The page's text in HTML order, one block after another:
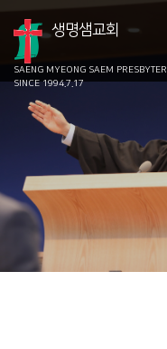
생명샘교회
SAENG MYEONG SAEM
SINCE 1994.7.17